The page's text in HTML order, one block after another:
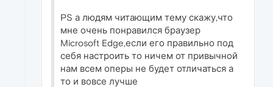
PS а людям читающим тему скажу,что
мне очень понравился браузер
Microsoft Edge,если его правильно под
себя настроить то ничем от привычной
нам всем оперы не будет отличаться а
то и вовсе лучше